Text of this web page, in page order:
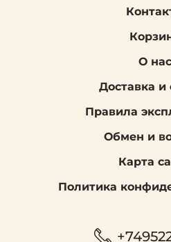
О нас
Доставка и
Правила
Обмен и
Карта
Политика